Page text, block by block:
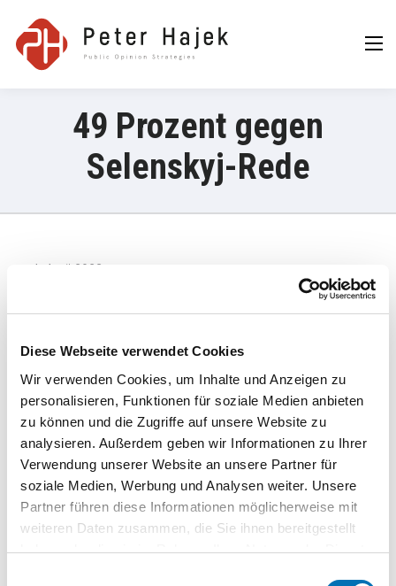
Diese Webseite verwendet Cookies
Wir verwenden Cookies, um Inhalte und Anzeigen zu
personalisieren, Funktionen für soziale Medien anbieten
zu können und die Zugriffe auf unsere Website zu
analysieren. Außerdem geben wir Informationen zu Ihrer
Verwendung unserer Website an unsere Partner für
soziale Medien, Werbung und Analysen weiter. Unsere
Partner führen diese Informationen möglicherweise mit
weiteren Daten zusammen, die Sie ihnen bereitgestellt
haben oder die sie im Rahmen Ihrer Nutzung der Dienste
Strategies GmbH
49 Prozent gegen
Selenskyj-Rede
4. April 2023
Laut einer Umfrage des Fernsehsenders ATV habe beinahe die
ukrainischen Präsidenten, dafür haben sich vor allem SPÖ-
Laut Umfrage: 49 Prozent der Österreicher gegen Selenskyj-
Rede | Kleine Zeitung
Beitragsnavigation
Selenskyj-Rede im Parlament Aktuell: Die Woche